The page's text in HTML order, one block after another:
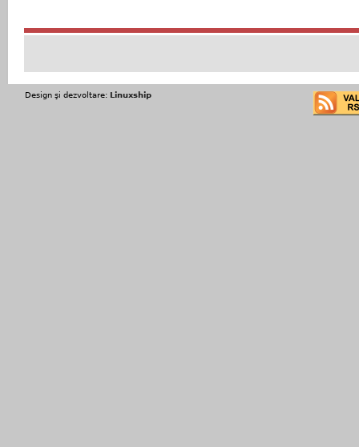
Design şi dezvoltare: Linuxship